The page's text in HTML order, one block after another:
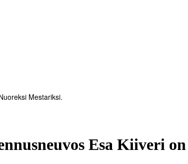
Mestariksi.
Esa Kiiveri